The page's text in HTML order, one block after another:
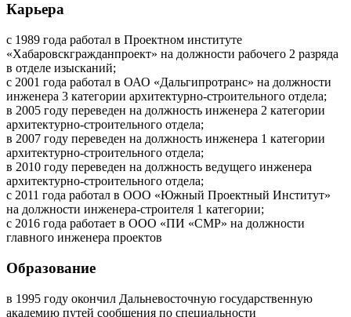
Карьера
с 1989 года работал в Проектном институте
«Хабаровскгражданпроект» на должности рабочего 2 разряда
в отделе изысканий;
с 2001 года работал в ОАО «Дальгипротранс» на должности
инженера 3 категории архитектурно-строительного отдела;
в 2005 году переведен на должность инженера 2 категории
архитектурно-строительного отдела;
в 2007 году переведен на должность инженера 1 категории
архитектурно-строительного отдела;
в 2010 году переведен на должность ведущего инженера
архитектурно-строительного отдела;
с 2011 года работал в ООО «Южный Проектный Институт»
на должности инженера-строителя 1 категории;
с 2016 года работает в ООО «ПИ «СМР» на должности
главного инженера проектов
Образование
в 1995 году окончил Дальневосточную государственную
академию путей сообщения по специальности